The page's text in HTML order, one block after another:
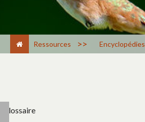
Ressources > Encyclopédies
Glossaire